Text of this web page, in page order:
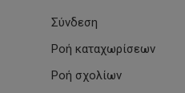
Σύνδεση
Ροή καταχωρίσεων
Ροή σχολίων